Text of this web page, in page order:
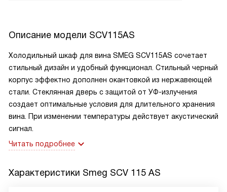
Описание модели SCV115AS
Холодильный шкаф для вина SMEG SCV115AS сочетает
стильный дизайн и удобный функционал. Стильный черный
корпус эффектно дополнен окантовкой из нержавеющей
стали. Стеклянная дверь с защитой от УФ-излучения
создает оптимальные условия для длительного хранения
вина. При изменении температуры действует акустический
сигнал.
Читать подробнее
Характеристики Smeg SCV 115 AS